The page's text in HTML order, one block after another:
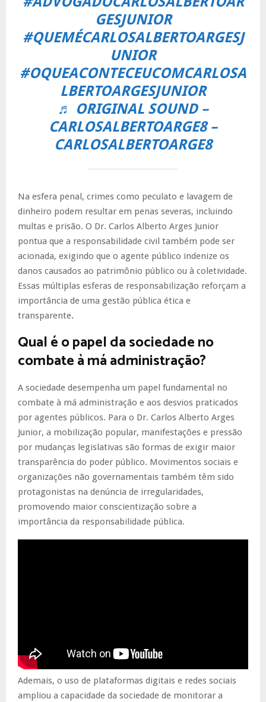
GESJUNIOR
#QUEMÉCARLOSALBERTOARGESJ
UNIOR
#OQUEACONTECEUCOMCARLOSA
LBERTOARGESJUNIOR
♬ ORIGINAL SOUND –
CARLOSALBERTOARGE8 –
CARLOSALBERTOARGE8
Na esfera penal, crimes como peculato e lavagem de
dinheiro podem resultar em penas severas, incluindo
multas e prisão. O Dr. Carlos Alberto Arges Junior
pontua que a responsabilidade civil também pode ser
acionada, exigindo que o agente público indenize os
danos causados ao patrimônio público ou à coletividade.
Essas múltiplas esferas de responsabilização reforçam a
importância de uma gestão pública ética e
transparente.
Qual é o papel da sociedade no
combate à má administração?
A sociedade desempenha um papel fundamental no
combate à má administração e aos desvios praticados
por agentes públicos. Para o Dr. Carlos Alberto Arges
Junior, a mobilização popular, manifestações e pressão
por mudanças legislativas são formas de exigir maior
transparência do poder público. Movimentos sociais e
organizações não governamentais também têm sido
protagonistas na denúncia de irregularidades,
promovendo maior conscientização sobre a
importância da responsabilidade pública.
Ademais, o uso de plataformas digitais e redes sociais
ampliou a capacidade da sociedade de monitorar a